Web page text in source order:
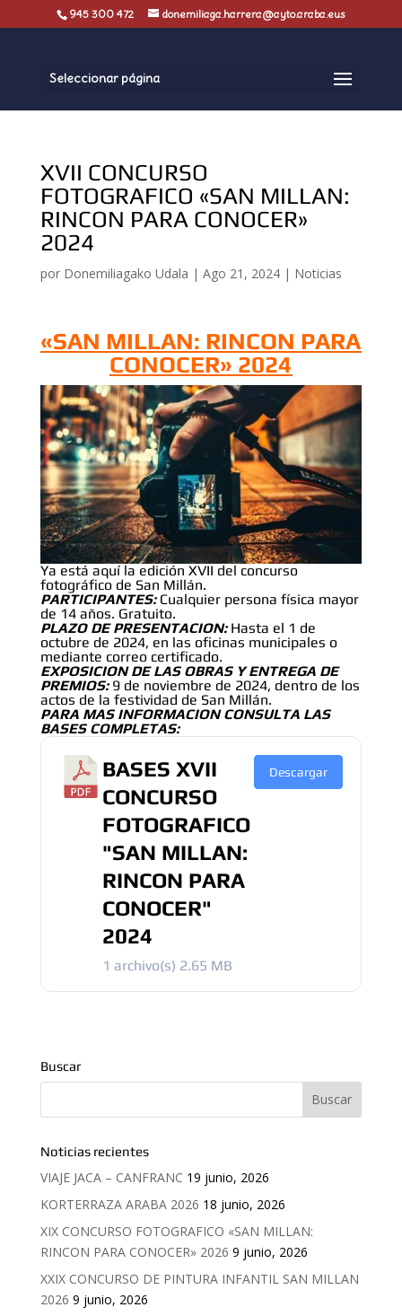
945 300 472 donemiliaga.harrera@ayto.araba.eus
Seleccionar página
XVII CONCURSO
FOTOGRAFICO «SAN MILLAN:
RINCON PARA CONOCER»
2024
por Donemiliagako Udala | Ago 21, 2024| Noticias
«SAN MILLAN: RINCON PARA
CONOCER» 2024
Ya está aquí la edición XVII del concurso
fotográfico de San Millán.
PARTICIPANTES:Cualquier persona física mayor
de 14 años. Gratuito.
PLAZO DE PRESENTACION: Hasta el 1 de
octubre de 2024, en las oficinas municipales o
mediante correo certificado.
EXPOSICION DE LAS OBRAS Y ENTREGA DE
PREMIOS:9 de noviembre de 2024, dentro de los
actos de la festividad de San Millán.
PARA MAS INFORMACION CONSULTA LAS
BASES COMPLETAS:
BASES XVII
CONCURSO
FOTOGRAFICO
"SAN MILLAN:
RINCON PARA
CONOCER"
2024
1 archivo(s) 2.65 MB
Descargar
Buscar
Noticias recientes
VIAJE JACA – CANFRANC 19 junio, 2026
KORTERRAZA ARABA 2026 18 junio, 2026
XIX CONCURSO FOTOGRAFICO «SAN MILLAN:
RINCON PARA CONOCER» 2026 9 junio, 2026
XXIX CONCURSO DE PINTURA INFANTIL SAN MILLAN
2026 9 junio, 2026